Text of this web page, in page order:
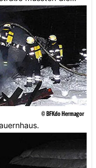
© BFKdo Hermagor